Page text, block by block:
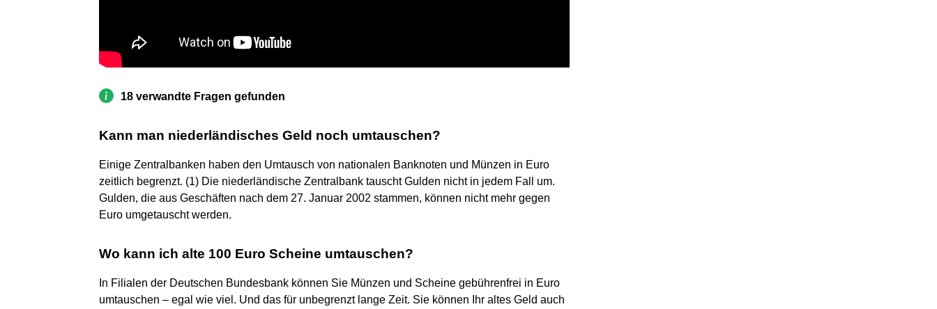
18 verwandte Fragen gefunden
Kann man niederländisches Geld noch umtauschen?
Einige Zentralbanken haben den Umtausch von nationalen Banknoten und Münzen in Euro
zeitlich begrenzt. (1) Die niederländische Zentralbank tauscht Gulden nicht in jedem Fall um.
Gulden, die aus Geschäften nach dem 27. Januar 2002 stammen, können nicht mehr gegen
Euro umgetauscht werden.
Wo kann ich alte 100 Euro Scheine umtauschen?
In Filialen der Deutschen Bundesbank können Sie Münzen und Scheine gebührenfrei in Euro
umtauschen – egal wie viel. Und das für unbegrenzt lange Zeit. Sie können Ihr altes Geld auch